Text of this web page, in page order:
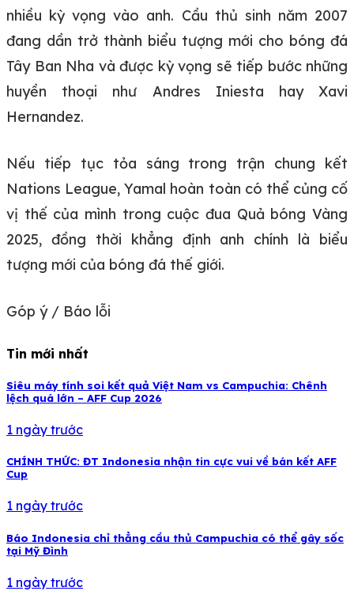
nhiều kỳ vọng vào anh. Cầu thủ sinh năm 2007
đang dần trở thành biểu tượng mới cho bóng đá
Tây Ban Nha và được kỳ vọng sẽ tiếp bước những
huyền thoại như Andres Iniesta hay Xavi
Hernandez.
Nếu tiếp tục tỏa sáng trong trận chung kết
Nations League, Yamal hoàn toàn có thể củng cố
vị thế của mình trong cuộc đua Quả bóng Vàng
2025, đồng thời khẳng định anh chính là biểu
tượng mới của bóng đá thế giới.
Góp ý / Báo lỗi
Tin mới nhất
Siêu máy tính soi kết quả Việt Nam vs Campuchia: Chênh
lệch quá lớn – AFF Cup 2026
1 ngày trước
CHÍNH THỨC: ĐT Indonesia nhận tin cực vui về bán kết AFF
Cup
1 ngày trước
Báo Indonesia chỉ thẳng cầu thủ Campuchia có thể gây sốc
tại Mỹ Đình
1 ngày trước